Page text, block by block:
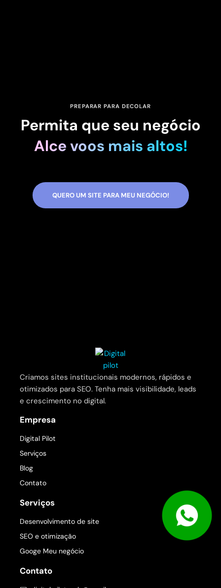
PREPARAR PARA DECOLAR
Permita que seu negócio
Alce voos mais altos!
QUERO UM SITE PARA MEU NEGÓCIO!
Criamos sites institucionais modernos, rápidos e
otimizados para SEO. Tenha mais visibilidade, leads
e crescimento no digital.
Empresa
Digital Pilot
Serviços
Blog
Contato
Serviços
Desenvolvimento de site
SEO e otimização
Googe Meu negócio
Contato